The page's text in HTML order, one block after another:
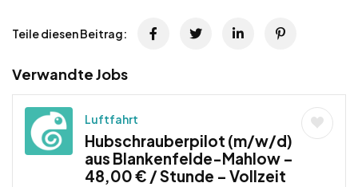
Teile diesen Beitrag:
Verwandte Jobs
Luftfahrt
Hubschrauberpilot (m/w/d)
aus Blankenfelde-Mahlow –
48,00 € / Stunde – Vollzeit